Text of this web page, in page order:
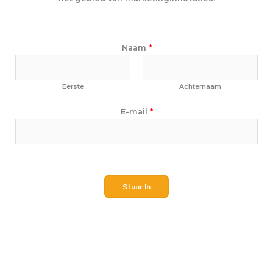
Naam *
Eerste Achternaam
a
m
m
a
E-mail *
Stuur In